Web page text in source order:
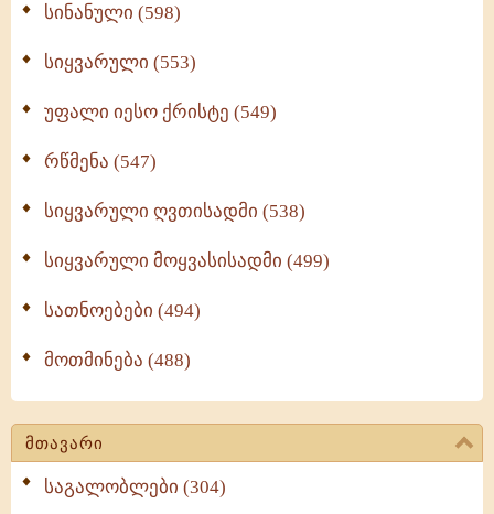
სინანული (598)
სიყვარული (553)
უფალი იესო ქრისტე (549)
რწმენა (547)
სიყვარული ღვთისადმი (538)
სიყვარული მოყვასისადმი (499)
სათნოებები (494)
მოთმინება (488)
მთავარი
საგალობლები (304)